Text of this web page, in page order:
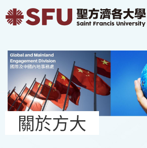
關於方大